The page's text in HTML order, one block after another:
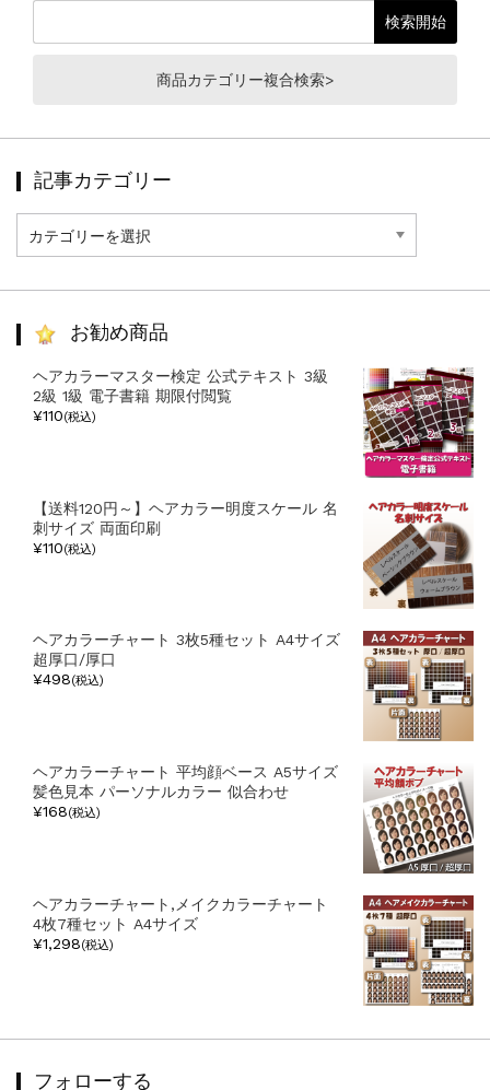
商品カテゴリー複合検索>
記事カテゴリー
事
カ
お勧め商品
ヘアカラーマスター検定 公式テキスト 3級
2級 1級 電子書籍 期限付閲覧
¥110(税込)
【送料120円～】ヘアカラー明度スケール 名
刺サイズ 両面印刷
¥110(税込)
ヘアカラーチャート 3枚5種セット A4サイズ
超厚口/厚口
¥498(税込)
ヘアカラーチャート 平均顔ベース A5サイズ
髪色見本 パーソナルカラー 似合わせ
¥168(税込)
ヘアカラーチャート,メイクカラーチャート
4枚7種セット A4サイズ
¥1,298(税込)
フォローする